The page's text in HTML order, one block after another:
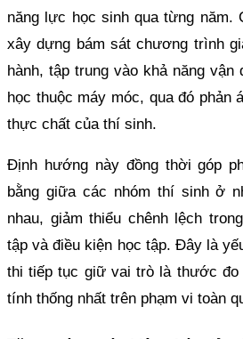
năng lực học sinh qua từng năm.
xây dựng bám sát chương trình
hành, tập trung vào khả năng
học thuộc máy móc, qua đó phản
thực chất của thí sinh.
Định hướng này đồng thời góp
bằng giữa các nhóm thí sinh ở
nhau, giảm thiểu chênh lệch
tập và điều kiện học tập. Đây là
thi tiếp tục giữ vai trò là thước đo
tính thống nhất trên phạm vi toàn